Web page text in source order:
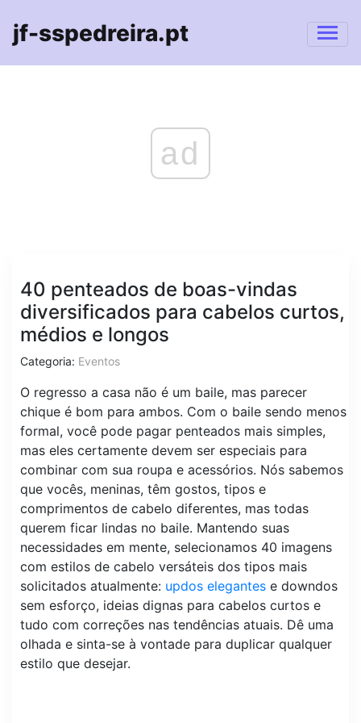
jf-sspedreira.pt
ad
40 penteados de boas-vindas
diversificados para cabelos curtos,
médios e longos
Categoria: Eventos
O regresso a casa não é um baile, mas parecer
chique é bom para ambos. Com o baile sendo menos
formal, você pode pagar penteados mais simples,
mas eles certamente devem ser especiais para
combinar com sua roupa e acessórios. Nós sabemos
que vocês, meninas, têm gostos, tipos e
comprimentos de cabelo diferentes, mas todas
querem ficar lindas no baile. Mantendo suas
necessidades em mente, selecionamos 40 imagens
com estilos de cabelo versáteis dos tipos mais
solicitados atualmente: updos elegantes e downdos
sem esforço, ideias dignas para cabelos curtos e
tudo com correções nas tendências atuais. Dê uma
olhada e sinta-se à vontade para duplicar qualquer
estilo que desejar.